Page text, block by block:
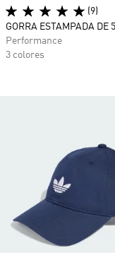
(9)
GORRA ESTAMPADA DE
Performance
3 colores